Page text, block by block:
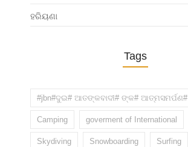
ହରିୟଣା
Tags
#jbn#ଦୁଇ# ଆତଙ୍କବାଦୀ# ଙ୍କ# ଆତ୍ମସମର୍ପଣ#
Camping goverment of International
Skydiving Snowboarding Surfing